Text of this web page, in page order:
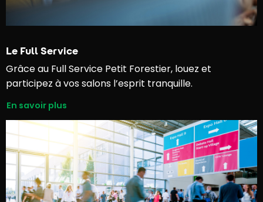
Le Full Service
Grâce au Full Service Petit Forestier, louez et
participez à vos salons l’esprit tranquille.
En savoir plus